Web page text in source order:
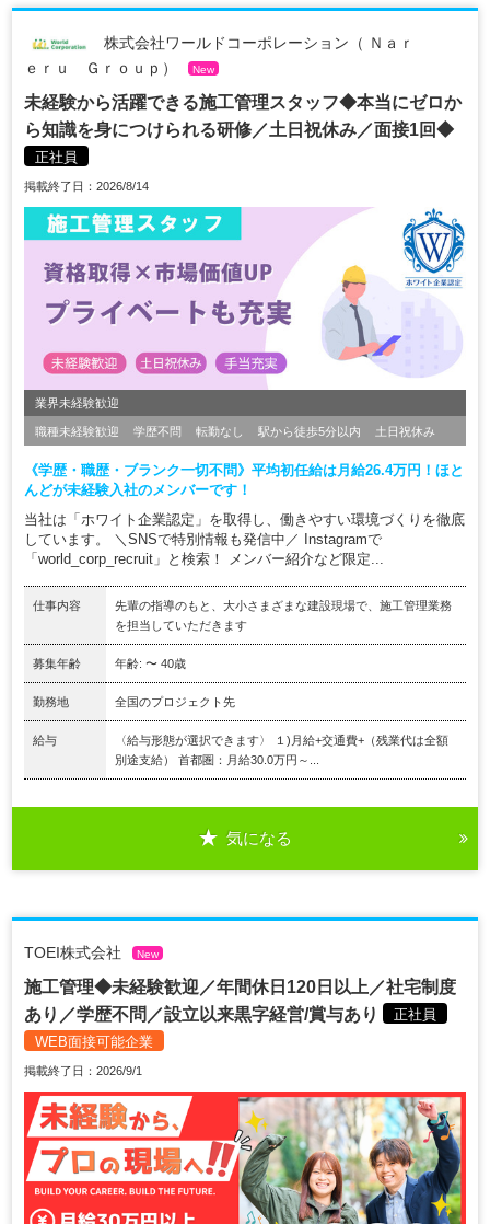
株式会社ワールドコーポレーション（ Ｎａｒ
ｅｒｕ Ｇｒｏｕｐ）
New
未経験から活躍できる施工管理スタッフ◆本当にゼロか
ら知識を身につけられる研修／土日祝休み／面接1回◆
正社員
掲載終了日：2026/8/14
業界未経験歓迎
職種未経験歓迎 学歴不問 転勤なし 駅から徒歩5分以内 土日祝休み
《学歴・職歴・ブランク一切不問》平均初任給は月給26.4万円！ほと
んどが未経験入社のメンバーです！
当社は「ホワイト企業認定」を取得し、働きやすい環境づくりを徹底
しています。 ＼SNSで特別情報も発信中／ Instagramで
「world_corp_recruit」と検索！ メンバー紹介など限定...
仕事内容
先輩の指導のもと、大小さまざまな建設現場で、施工管理業務
を担当していただきます
募集年齢 年齢: 〜 40歳
勤務地 全国のプロジェクト先
給与
〈給与形態が選択できます〉 １)月給+交通費+（残業代は全額
別途支給） 首都圏：月給30.0万円～...
気になる
TOEI株式会社 New
施工管理◆未経験歓迎／年間休日120日以上／社宅制度
あり／学歴不問／設立以来黒字経営/賞与あり
正社員
WEB面接可能企業
掲載終了日：2026/9/1